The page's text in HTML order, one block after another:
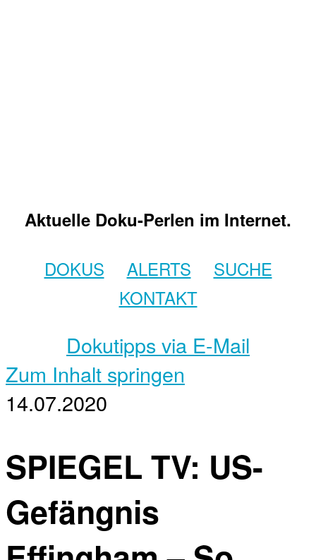
Aktuelle Doku-Perlen im Internet.
DOKUS ALERTS
SUCHE
KONTAKT
Dokutipps via E-Mail
Zum Inhalt springen
14.07.2020
SPIEGEL TV: US-
Gefängnis